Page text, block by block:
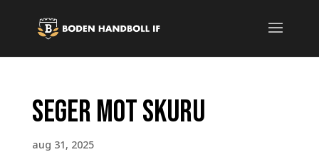
Seger mot Skuru
aug 31, 2025